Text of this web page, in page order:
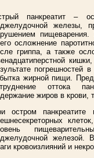
панкреатит –
железы,
осложнение
гриппа, а также
погрешностей
жирной пищи.
оттока
жиров в крови,
остром панкреатите
железой.
кровоизлияний и